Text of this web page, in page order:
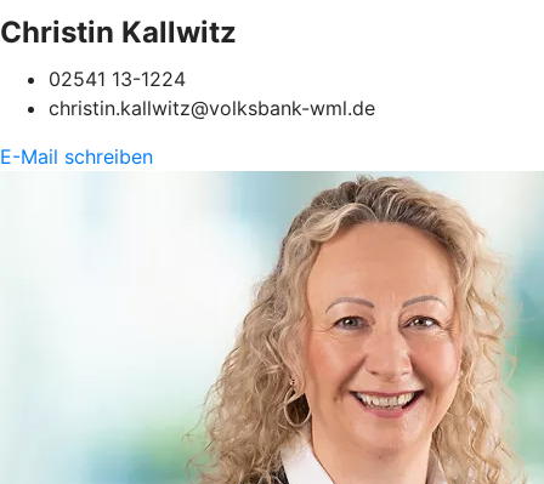
Christin Kallwitz
02541 13-1224
christin.kallwitz@volksbank-wml.de
E-Mail schreiben